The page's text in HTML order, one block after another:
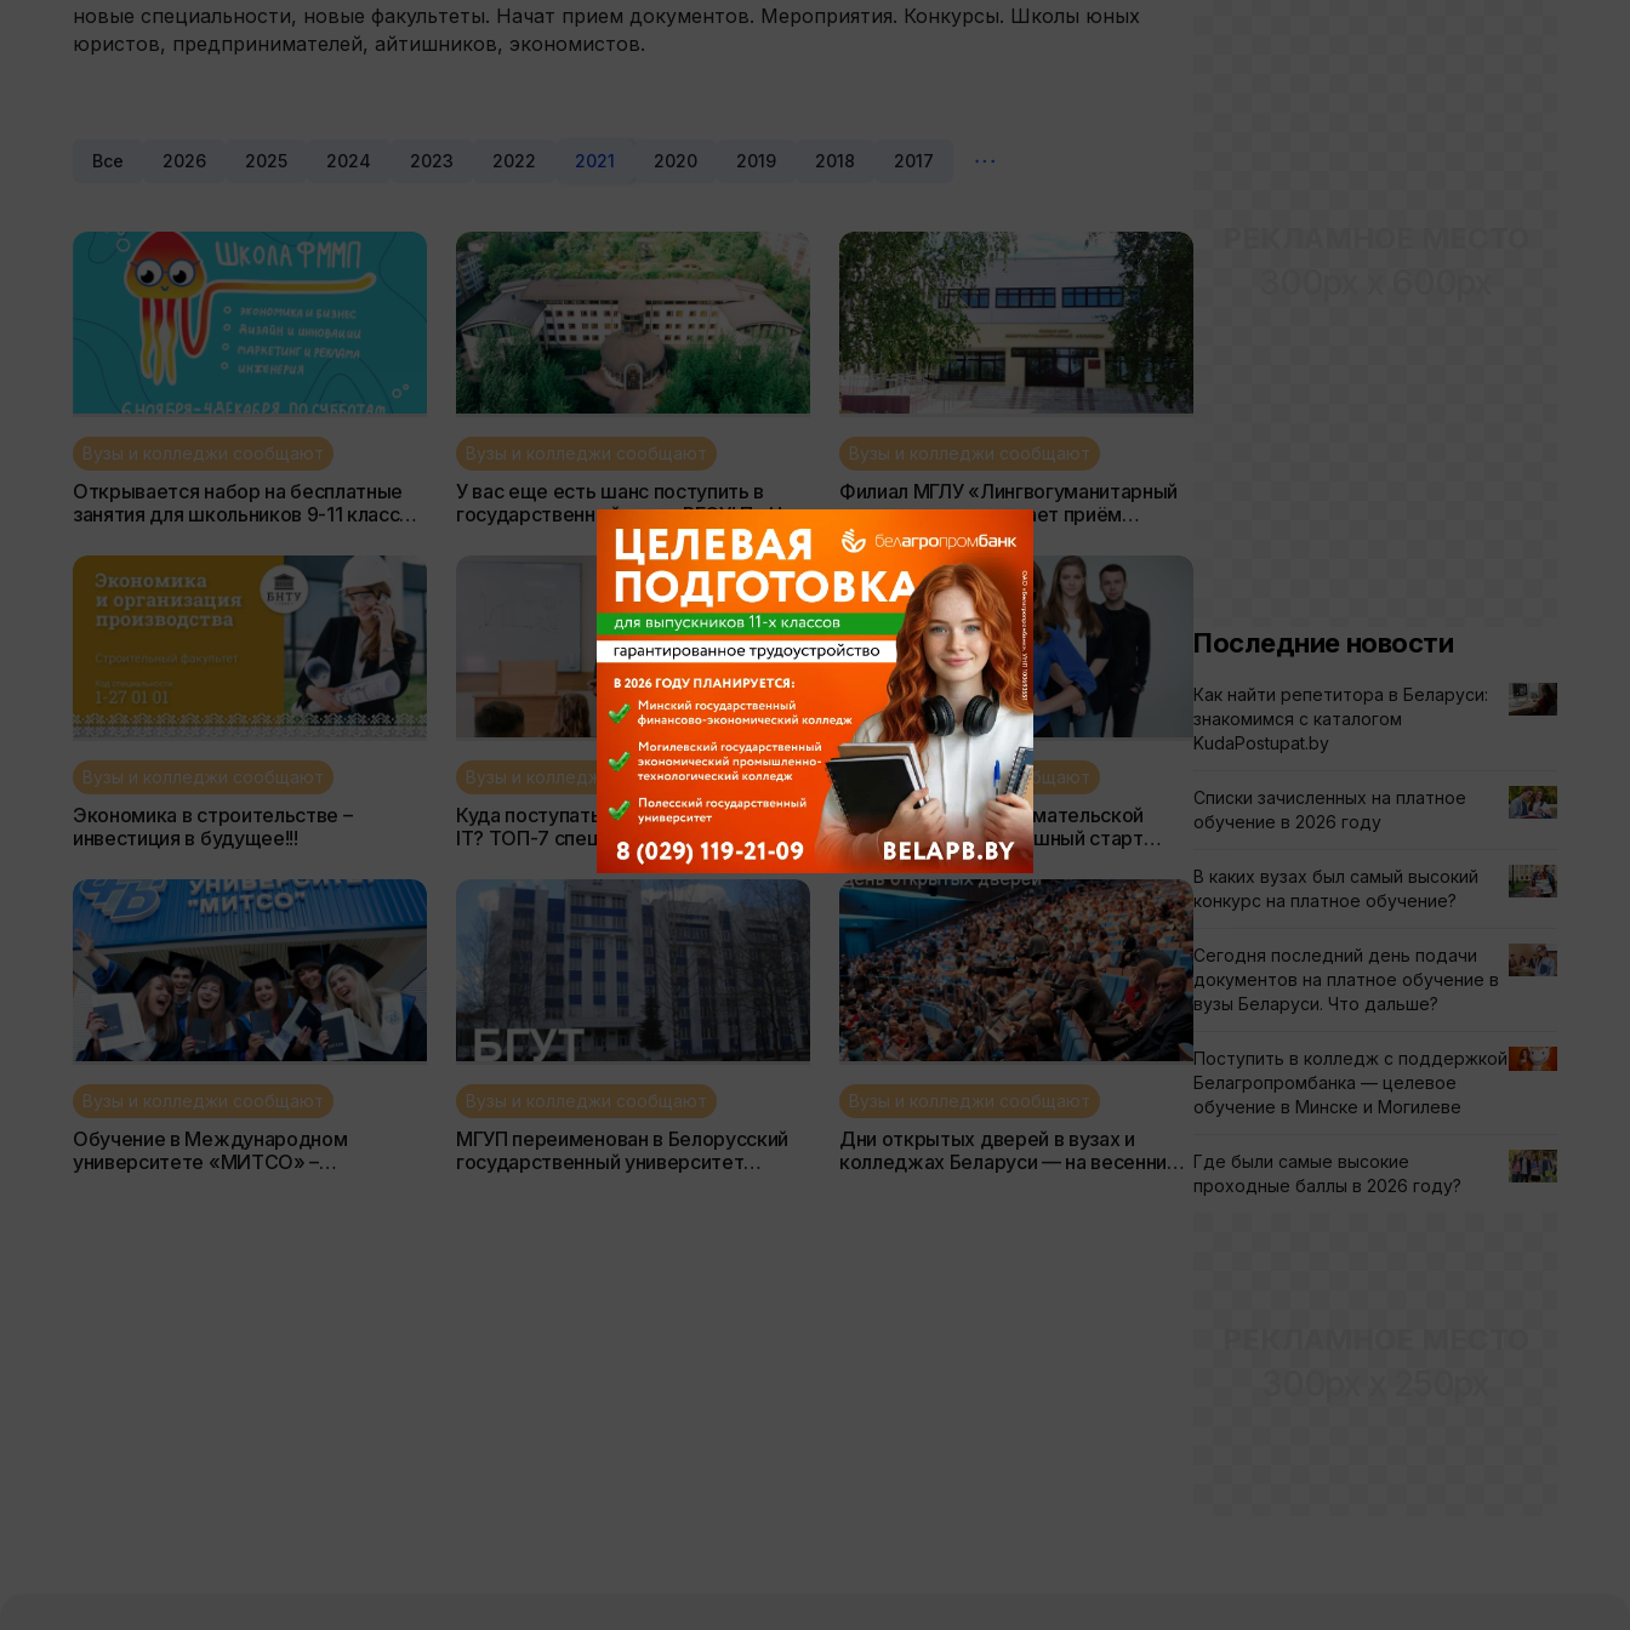
новые специальности, новые факультеты. Начат прием документов. Мероприятия. Конкурсы. Школы юных
юристов, предпринимателей, айтишников, экономистов.
Все 2026 2025 2024 2023 2022 2021 2020 2019 2018 2017
Вузы и колледжи сообщают
Открывается набор на бесплатные
занятия для школьников 9-11 классов.
дизайн и реклама
Вузы и колледжи сообщают
У вас еще есть шанс поступить в
государственный вуз — РГСУ! По ЦТ
или внутренним экзаменам
Вузы и колледжи сообщают
Филиал МГЛУ «Лингвогуманитарный
колледж» продолжает приём
документов от абитуриентов
Вузы и колледжи сообщают
Экономика в строительстве –
инвестиция в будущее!!!
Вузы и колледжи сообщают
Куда поступать в Беларуси, если не в
IT? ТОП-7 специальностей будущего
Вузы и колледжи сообщают
Институт предпринимательской
деятельности – успешный старт
твоей карьеры!
Вузы и колледжи сообщают
Обучение в Международном
университете «МИТСО» –
Вузы и колледжи сообщают
МГУП переименован в Белорусский
государственный университет
Вузы и колледжи сообщают
Дни открытых дверей в вузах и
колледжах Беларуси — на весенних
Последние новости
Как найти репетитора в Беларуси:
знакомимся с каталогом
KudaPostupat.by
Списки зачисленных на платное
обучение в 2026 году
В каких вузах был самый высокий
конкурс на платное обучение?
Сегодня последний день подачи
документов на платное обучение в
вузы Беларуси. Что дальше?
Поступить в колледж с поддержкой
Белагропромбанка — целевое
обучение в Минске и Могилеве
Где были самые высокие
проходные баллы в 2026 году?